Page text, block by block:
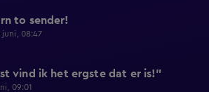
to sender!
juni, 08:47
vind ik het ergste dat er is!"
09:01